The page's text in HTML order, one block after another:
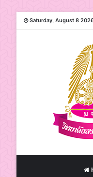
Saturday, August 8